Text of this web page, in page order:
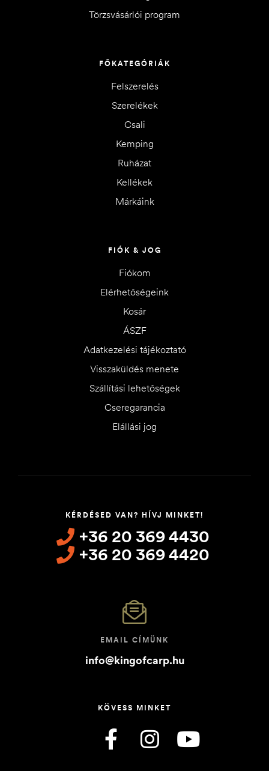
Törzsvásárlói program
FŐKATEGÓRIÁK
Felszerelés
Szerelékek
Csali
Kemping
Ruházat
Kellékek
Márkáink
FIÓK & JOG
Fiókom
Elérhetőségeink
Kosár
ÁSZF
Adatkezelési tájékoztató
Visszaküldés menete
Szállítási lehetőségek
Cseregarancia
Elállási jog
KÉRDÉSED VAN? HÍVJ MINKET!
+36 20 369 4430
+36 20 369 4420
EMAIL CÍMÜNK
info@kingofcarp.hu
KÖVESS MINKET